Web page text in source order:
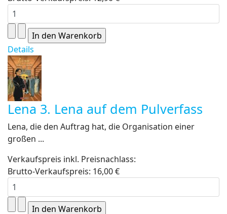
Details
Lena 3. Lena auf dem Pulverfass
Lena, die den Auftrag hat, die Organisation einer
großen ...
Verkaufspreis inkl. Preisnachlass:
Brutto-Verkaufspreis: 16,00 €